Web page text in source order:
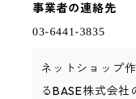
事業者の連絡先
ネットショップ
るBASE株式会社